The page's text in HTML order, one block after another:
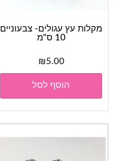
מקלות עץ עגולים- צבעוניים
10 ס"מ
₪5.00
הוסף לסל